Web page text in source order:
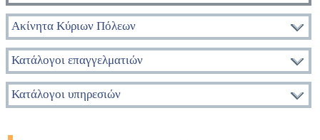
Ακίνητα Κύριων Πόλεων
Κατάλογοι επαγγελματιών
Κατάλογοι υπηρεσιών